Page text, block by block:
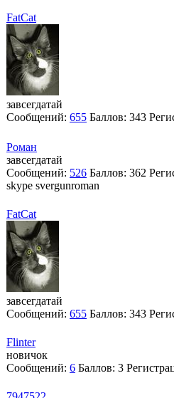
FatCat
завсегдатай
Сообщений: 655 Баллов: 343
Роман
завсегдатай
Сообщений: 526 Баллов: 362
skype svergunroman
FatCat
завсегдатай
Сообщений: 655 Баллов: 343
Flinter
новичок
Сообщений: 6 Баллов: 3